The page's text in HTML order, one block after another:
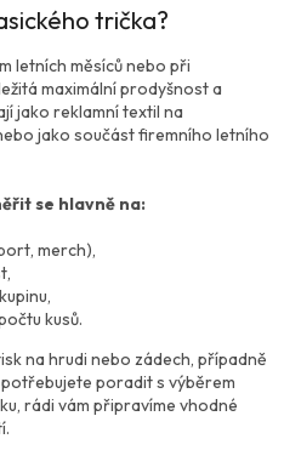
a
í
p
r
v
v
p
s
u
v
á
n
í
trička?
letních měsíců nebo při
maximální prodyšnost a
jako reklamní textil na
jako součást firemního letního
se hlavně na:
merch),
kusů.
na hrudi nebo zádech, případně
poradit s výběrem
rádi vám připravíme vhodné